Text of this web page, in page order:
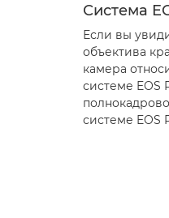
Система
Если вы
объектива
камера
системе EOS
системе EOS